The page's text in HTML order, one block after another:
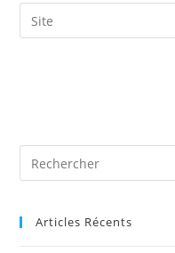
comment
email
address
Saisir
l’URL
Articles Récents